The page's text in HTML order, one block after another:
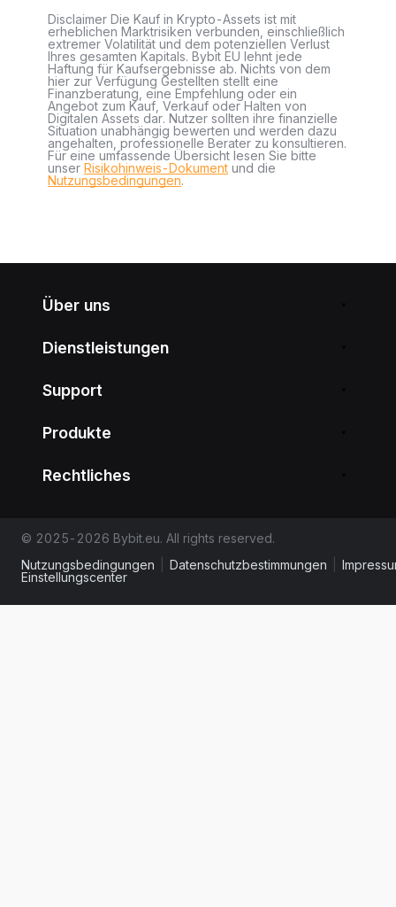
Disclaimer Die Kauf in Krypto-Assets ist mit
erheblichen Marktrisiken verbunden, einschließlich
extremer Volatilität und dem potenziellen Verlust
Ihres gesamten Kapitals. Bybit EU lehnt jede
Haftung für Kaufsergebnisse ab. Nichts von dem
hier zur Verfügung Gestellten stellt eine
Finanzberatung, eine Empfehlung oder ein
Angebot zum Kauf, Verkauf oder Halten von
Digitalen Assets dar. Nutzer sollten ihre finanzielle
Situation unabhängig bewerten und werden dazu
angehalten, professionelle Berater zu konsultieren.
Für eine umfassende Übersicht lesen Sie bitte
unser Risikohinweis-Dokument und die
Nutzungsbedingungen.
Über uns
Dienstleistungen
Support
Produkte
Rechtliches
© 2025-2026 Bybit.eu. All rights reserved.
Nutzungsbedingungen
Datenschutzbestimmungen
Einstellungscenter